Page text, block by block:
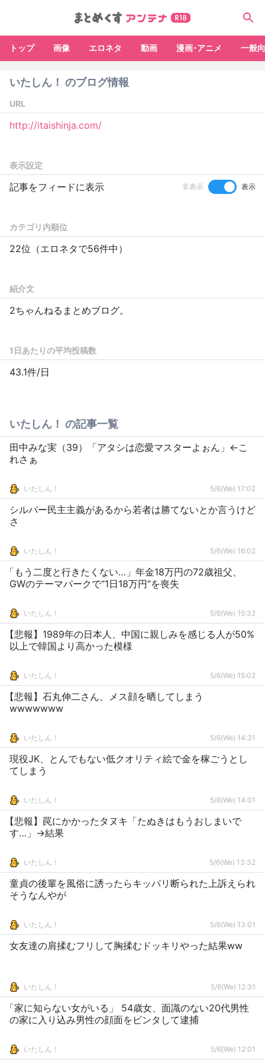
トップ 画像 エロネタ 動画 漫画･アニメ 一般
いたしん！ のブログ情報
URL
http://itaishinja.com/
表示設定
記事をフィードに表示 非表示 表示
カテゴリ内順位
22位（エロネタで56件中）
紹介文
2ちゃんねるまとめブログ。
1日あたりの平均投稿数
43.1件/日
いたしん！ の記事一覧
田中みな実（39）「アタシは恋愛マスターよぉん」←こ
れさぁ
いたしん！ 5/6(We) 17:02
シルバー民主主義があるから若者は勝てないとか言うけど
さ
いたしん！ 5/6(We) 16:02
「もう二度と行きたくない…」年金18万円の72歳祖父、
GWのテーマパークで“1日18万円”を喪失
いたしん！ 5/6(We) 15:32
【悲報】1989年の日本人、中国に親しみを感じる人が50%
以上で韓国より高かった模様
いたしん！ 5/6(We) 15:02
【悲報】石丸伸二さん、メス顔を晒してしまう
wwwwwww
いたしん！ 5/6(We) 14:31
現役JK、とんでもない低クオリティ絵で金を稼ごうとし
てしまう
いたしん！ 5/6(We) 14:01
【悲報】罠にかかったタヌキ「たぬきはもうおしまいで
す…」→結果
いたしん！ 5/6(We) 13:32
童貞の後輩を風俗に誘ったらキッパリ断られた上訴えられ
そうなんやが
いたしん！ 5/6(We) 13:01
女友達の肩揉むフリして胸揉むドッキリやった結果ww
いたしん！ 5/6(We) 12:31
「家に知らない女がいる」 54歳女、面識のない20代男性
の家に入り込み男性の顔面をビンタして逮捕
いたしん！ 5/6(We) 12:01